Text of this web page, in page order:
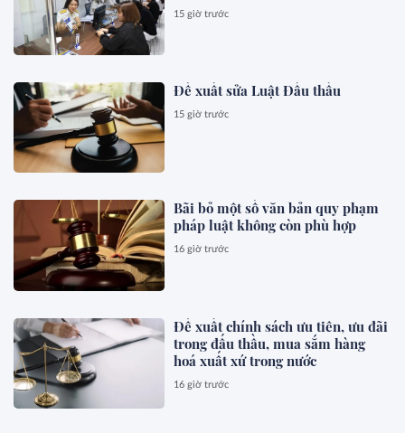
15 giờ trước
Đề xuất sửa Luật Đấu thầu
15 giờ trước
Bãi bỏ một số văn bản quy phạm
pháp luật không còn phù hợp
16 giờ trước
Đề xuất chính sách ưu tiên, ưu đãi
trong đấu thầu, mua sắm hàng
hoá xuất xứ trong nước
16 giờ trước